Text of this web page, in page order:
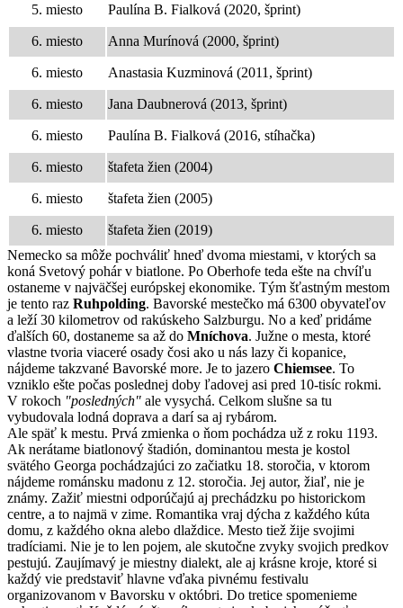
5. miesto Paulína B. Fialková (2020, šprint)
6. miesto Anna Murínová (2000, šprint)
6. miesto Anastasia Kuzminová (2011, šprint)
6. miesto Jana Daubnerová (2013, šprint)
6. miesto Paulína B. Fialková (2016, stíhačka)
6. miesto štafeta žien (2004)
6. miesto štafeta žien (2005)
6. miesto
štafeta žien (2019)
Nemecko sa môže pochváliť hneď dvoma miestami, v ktorých sa
koná Svetový pohár v biatlone. Po Oberhofe teda ešte na chvíľu
ostaneme v najväčšej európskej ekonomike. Tým šťastným mestom
je tento raz Ruhpolding. Bavorské mestečko má 6300 obyvateľov
a leží 30 kilometrov od rakúskeho Salzburgu. No a keď pridáme
ďalších 60, dostaneme sa až do Mníchova. Južne o mesta, ktoré
vlastne tvoria viaceré osady čosi ako u nás lazy či kopanice,
nájdeme takzvané Bavorské more. Je to jazero Chiemsee. To
vzniklo ešte počas poslednej doby ľadovej asi pred 10-tisíc rokmi.
V rokoch "posledných" ale vysychá. Celkom slušne sa tu
vybudovala lodná doprava a darí sa aj rybárom.
Ale späť k mestu. Prvá zmienka o ňom pochádza už z roku 1193.
Ak nerátame biatlonový štadión, dominantou mesta je kostol
svätého Georga pochádzajúci zo začiatku 18. storočia, v ktorom
nájdeme románsku madonu z 12. storočia. Jej autor, žiaľ, nie je
známy. Zažiť miestni odporúčajú aj prechádzku po historickom
centre, a to najmä v zime. Romantika vraj dýcha z každého kúta
domu, z každého okna alebo dlaždice. Mesto tiež žije svojimi
tradíciami. Nie je to len pojem, ale skutočne zvyky svojich predkov
pestujú. Zaujímavý je miestny dialekt, ale aj krásne kroje, ktoré si
každý vie predstaviť hlavne vďaka pivnému festivalu
organizovanom v Bavorsku v októbri. Do tretice spomenieme